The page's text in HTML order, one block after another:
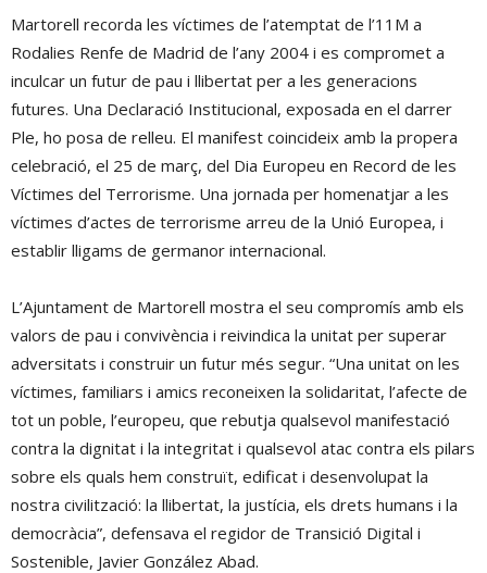
Martorell recorda les víctimes de l’atemptat de l’11M a
Rodalies Renfe de Madrid de l’any 2004 i es compromet a
inculcar un futur de pau i llibertat per a les generacions
futures. Una Declaració Institucional, exposada en el darrer
Ple, ho posa de relleu. El manifest coincideix amb la propera
celebració, el 25 de març, del Dia Europeu en Record de les
Víctimes del Terrorisme. Una jornada per homenatjar a les
víctimes d’actes de terrorisme arreu de la Unió Europea, i
establir lligams de germanor internacional.
L’Ajuntament de Martorell mostra el seu compromís amb els
valors de pau i convivència i reivindica la unitat per superar
adversitats i construir un futur més segur. “Una unitat on les
víctimes, familiars i amics reconeixen la solidaritat, l’afecte de
tot un poble, l’europeu, que rebutja qualsevol manifestació
contra la dignitat i la integritat i qualsevol atac contra els pilars
sobre els quals hem construït, edificat i desenvolupat la
nostra civilització: la llibertat, la justícia, els drets humans i la
democràcia”, defensava el regidor de Transició Digital i
Sostenible, Javier González Abad.